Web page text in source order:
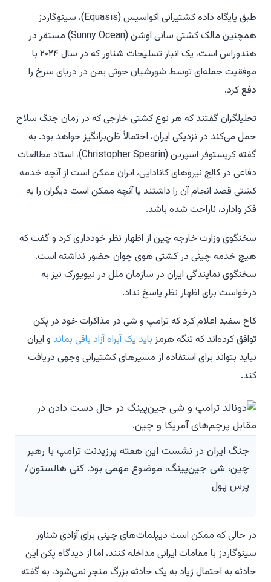
طبق پایگاه داده کشتیرانی اکواسیس (Equasis)، سینوگاردز
همچنین مالک کشتی سانی اوشن (Sunny Ocean) مستقر در
هندوراس است، یک انبار تسلیحات شناور که در سال ۲۰۲۴ با
موفقیت حمله‌ای توسط شورشیان حوثی یمن در دریای سرخ را
دفع کرد.
تحلیلگران گفتند که هر نوع کشتی خارجی که در زمان جنگ سلاح
حمل می‌کند در نزدیکی ایران، احتمالاً ظن‌برانگیز خواهد بود. به
گفته کریستوفر اسپرین (Christopher Spearin)، استاد مطالعات
دفاعی در کالج نیروهای کانادایی، ایران ممکن است از آنچه خدمه
کشتی قصد انجام آن را داشتند یا آنچه ممکن است دیگران را به
فکر وادارد، ناراحت شده باشد.
سخنگوی وزارت خارجه چین از اظهار نظر خودداری کرد و گفت که
هیچ خدمه چینی در کشتی هوی چوان حضور نداشته است.
سخنگوی نمایندگی ایران در سازمان ملل در نیویورک نیز به
درخواست برای اظهار نظر پاسخ نداد.
کاخ سفید اعلام کرد که ترامپ و شی در مذاکرات خود در پکن
توافق کرده‌اند که تنگه هرمزباید یک آبراه آزاد باقی بماند و ایران
نباید بتواند برای استفاده از مسیرهای کشتیرانی وجهی دریافت
کند.
جنگ ایران در نشست این هفته پرزیدنت ترامپ با رهبر
چین، شی جین‌پینگ، موضوع مهمی بود. کنی هالستون/
پرس پول
در حالی که ممکن است دیپلمات‌های چینی برای آزادی شناور
سینوگاردز با مقامات ایرانی مداخله کنند، اما از دیدگاه پکن این
حادثه به احتمال زیاد به یک حادثه بزرگ منجر نمی‌شود، به گفته